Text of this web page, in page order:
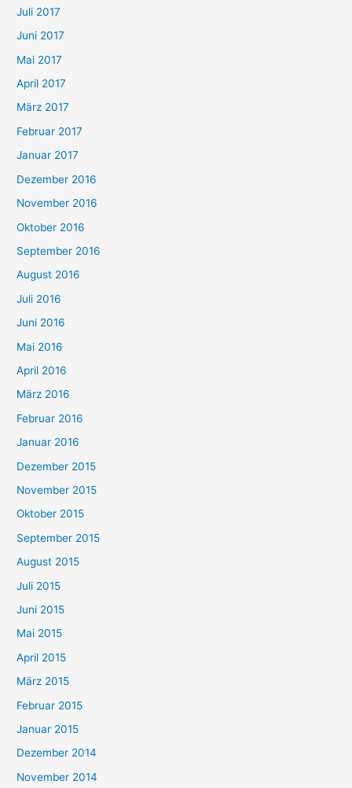
Juli 2017
Juni 2017
Mai 2017
April 2017
März 2017
Februar 2017
Januar 2017
Dezember 2016
November 2016
Oktober 2016
September 2016
August 2016
Juli 2016
Juni 2016
Mai 2016
April 2016
März 2016
Februar 2016
Januar 2016
Dezember 2015
November 2015
Oktober 2015
September 2015
August 2015
Juli 2015
Juni 2015
Mai 2015
April 2015
März 2015
Februar 2015
Januar 2015
Dezember 2014
November 2014